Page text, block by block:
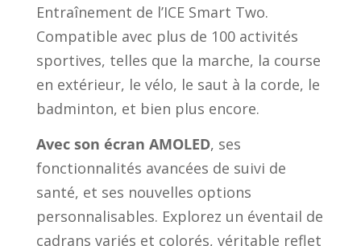
Entraînement de l’ICE Smart Two.
Compatible avec plus de 100 activités
sportives, telles que la marche, la course
en extérieur, le vélo, le saut à la corde, le
badminton, et bien plus encore.
Avec son écran AMOLED, ses
fonctionnalités avancées de suivi de
santé, et ses nouvelles options
personnalisables. Explorez un éventail de
cadrans variés et colorés, véritable reflet